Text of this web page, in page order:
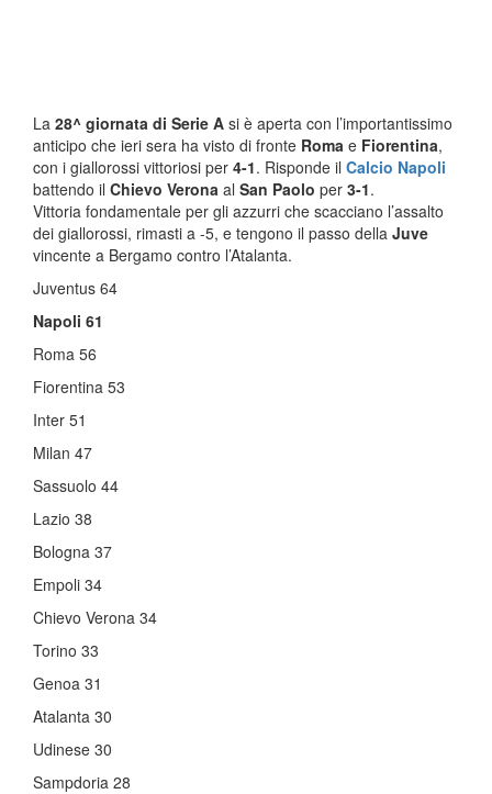
La 28^ giornata di Serie A si è aperta con l’importantissimo
anticipo che ieri sera ha visto di fronte Roma e Fiorentina,
con i giallorossi vittoriosi per 4-1. Risponde il Calcio Napoli
battendo il Chievo Verona al San Paolo per 3-1.
Vittoria fondamentale per gli azzurri che scacciano l’assalto
dei giallorossi, rimasti a -5, e tengono il passo della Juve
vincente a Bergamo contro l’Atalanta.
Juventus 64
Napoli 61
Roma 56
Fiorentina 53
Inter 51
Milan 47
Sassuolo 44
Lazio 38
Bologna 37
Empoli 34
Chievo Verona 34
Torino 33
Genoa 31
Atalanta 30
Udinese 30
Sampdoria 28